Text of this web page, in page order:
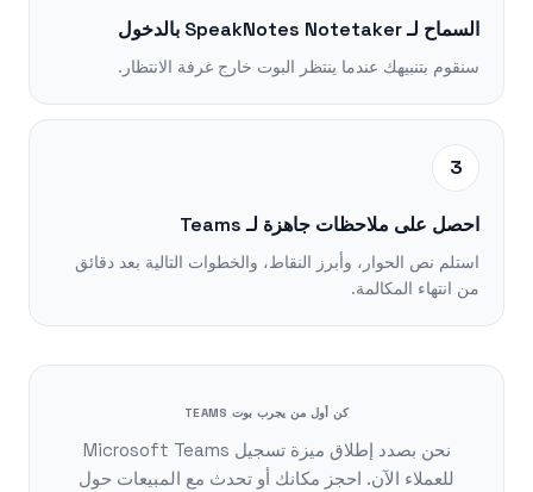
السماح لـ SpeakNotes Notetaker بالدخول
سنقوم بتنبيهك عندما ينتظر البوت خارج غرفة الانتظار.
3
احصل على ملاحظات جاهزة لـ Teams
استلم نص الحوار، وأبرز النقاط، والخطوات التالية بعد دقائق
من انتهاء المكالمة.
كن أول من يجرب بوت TEAMS
نحن بصدد إطلاق ميزة تسجيل Microsoft Teams
للعملاء الآن. احجز مكانك أو تحدث مع المبيعات حول